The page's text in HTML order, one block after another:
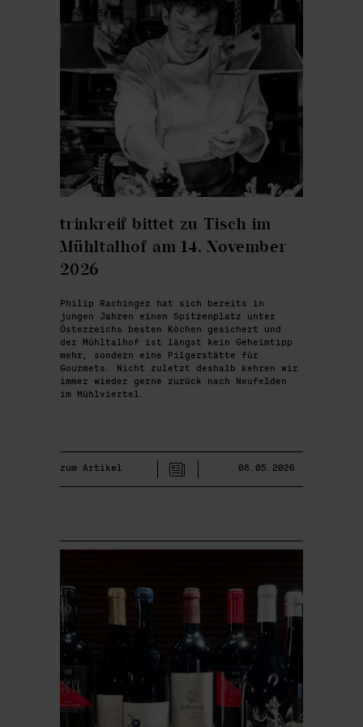
trinkreif bittet zu Tisch im
Mühltalhof am 14. November
2026
Philip Rachinger hat sich bereits in
jungen Jahren einen Spitzenplatz unter
Österreichs besten Köchen gesichert und
der Mühltalhof ist längst kein Geheimtipp
mehr, sondern eine Pilgerstätte für
Gourmets. Nicht zuletzt deshalb kehren wir
immer wieder gerne zurück nach Neufelden
im Mühlviertel.
zum Artikel 08.05.2026